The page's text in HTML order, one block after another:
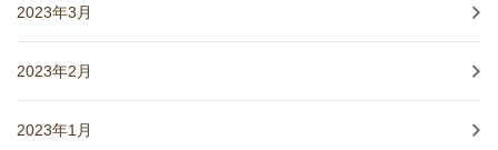
2023年3月
2023年2月
2023年1月